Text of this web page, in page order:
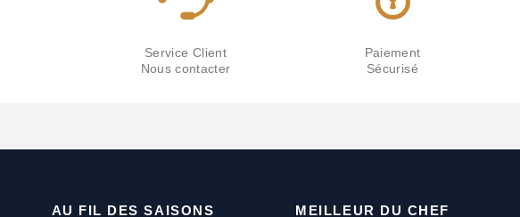
Service Client
Nous contacter
Paiement
Sécurisé
AU FIL DES SAISONS MEILLEUR DU CHEF